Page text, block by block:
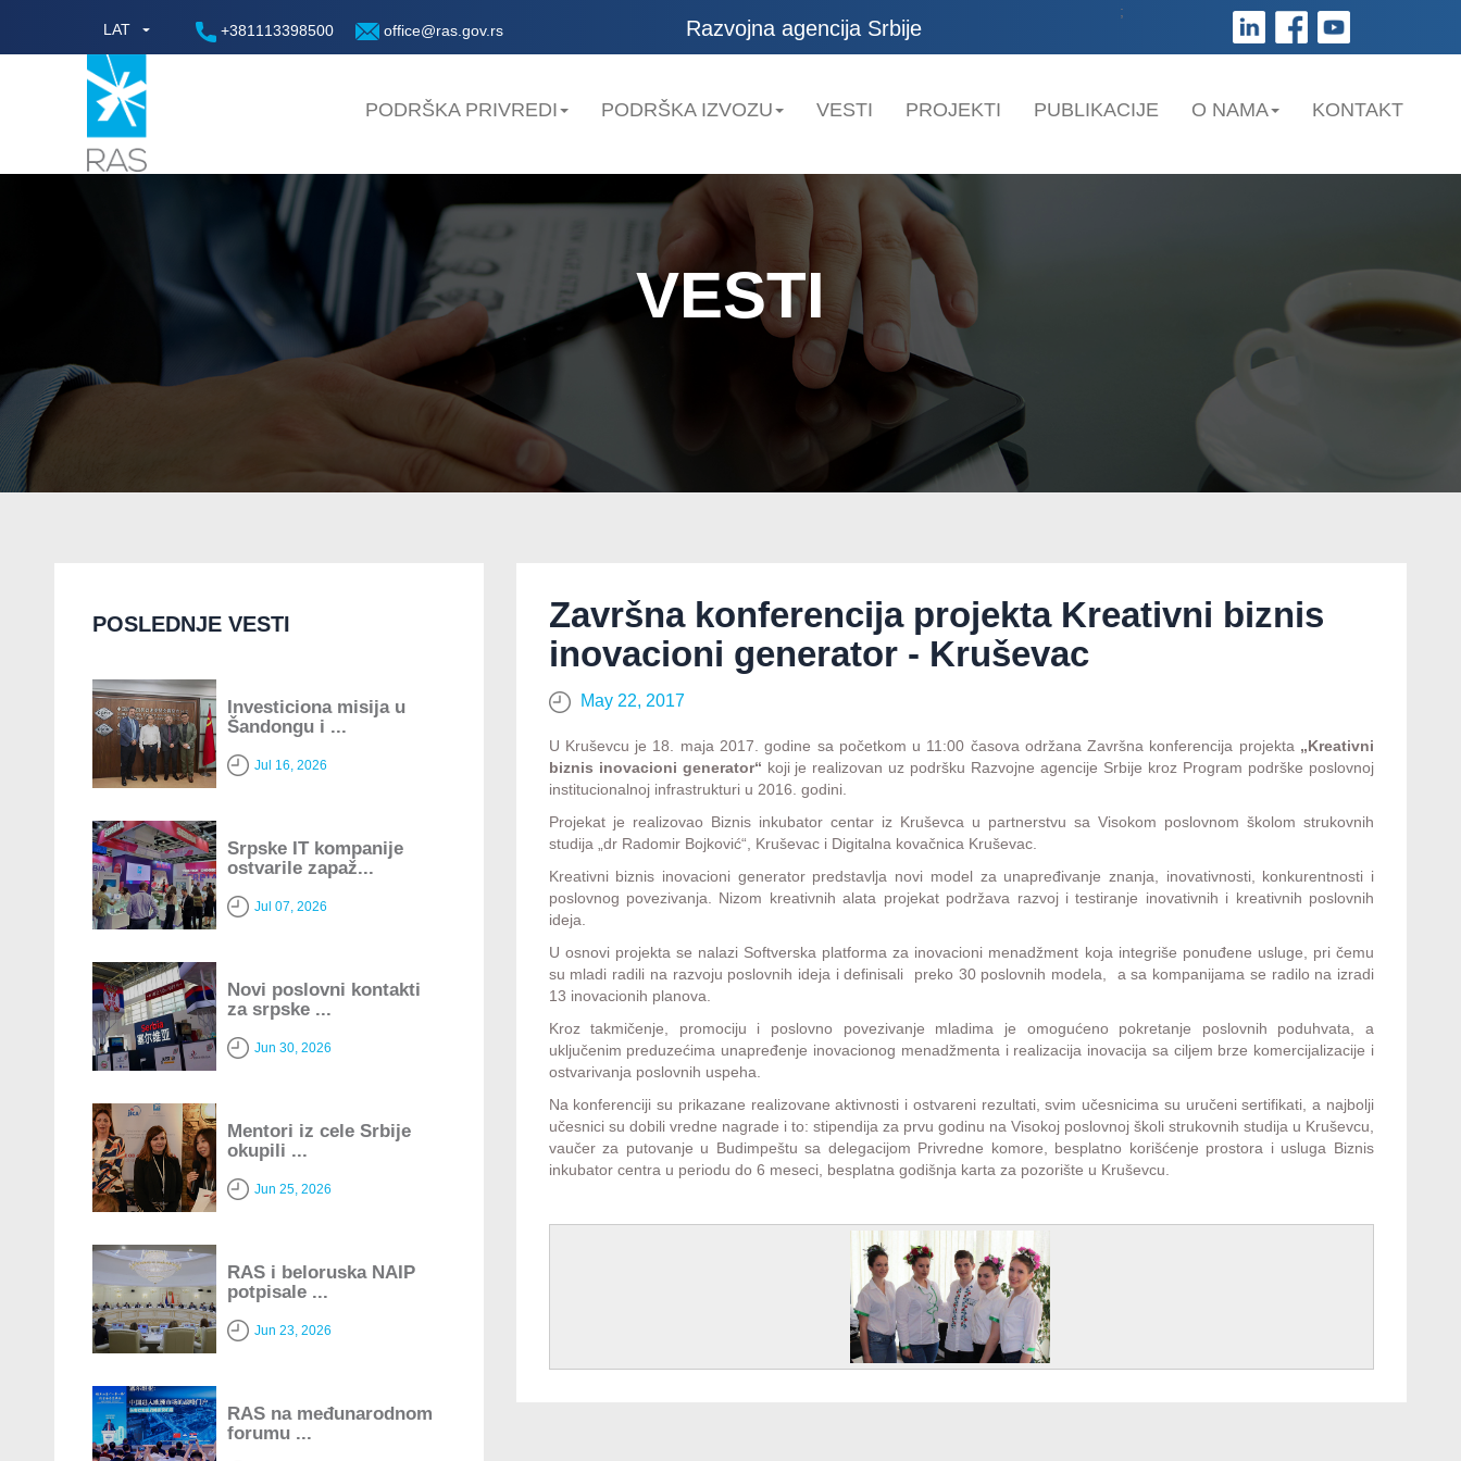
LAT +381113398500 office@ras.gov.rs Razvojna agencija Srbije
;
PODRŠKA PRIVREDI PODRŠKA IZVOZU VESTI PROJEKTI PUBLIKACIJE O NAMA KONTAKT
VESTI
POSLEDNJE VESTI
Investiciona misija u
Šandongu i ...
Jul 16, 2026
Srpske IT kompanije
ostvarile zapaž...
Jul 07, 2026
Novi poslovni kontakti
za srpske ...
Jun 30, 2026
Mentori iz cele Srbije
okupili ...
Jun 25, 2026
RAS i beloruska NAIP
potpisale ...
Jun 23, 2026
RAS na međunarodnom
forumu ...
Završna konferencija projekta Kreativni biznis
inovacioni generator - Kruševac
May 22, 2017
U Kruševcu je 18. maja 2017. godine sa početkom u 11:00 časova održana Završna konferencija projekta „Kreativni
biznis inovacioni generator“ koji je realizovan uz podršku Razvojne agencije Srbije kroz Program podrške poslovnoj
institucionalnoj infrastrukturi u 2016. godini.
Projekat je realizovao Biznis inkubator centar iz Kruševca u partnerstvu sa Visokom poslovnom školom strukovnih
studija „dr Radomir Bojković“, Kruševac i Digitalna kovačnica Kruševac.
Kreativni biznis inovacioni generator predstavlja novi model za unapređivanje znanja, inovativnosti, konkurentnosti i
poslovnog povezivanja. Nizom kreativnih alata projekat podržava razvoj i testiranje inovativnih i kreativnih poslovnih
ideja.
U osnovi projekta se nalazi Softverska platforma za inovacioni menadžment koja integriše ponuđene usluge, pri čemu
su mladi radili na razvoju poslovnih ideja i definisali preko 30 poslovnih modela, a sa kompanijama se radilo na izradi
13 inovacionih planova.
Kroz takmičenje, promociju i poslovno povezivanje mladima je omogućeno pokretanje poslovnih poduhvata, a
uključenim preduzećima unapređenje inovacionog menadžmenta i realizacija inovacija sa ciljem brze komercijalizacije i
ostvarivanja poslovnih uspeha.
Na konferenciji su prikazane realizovane aktivnosti i ostvareni rezultati, svim učesnicima su uručeni sertifikati, a najbolji
učesnici su dobili vredne nagrade i to: stipendija za prvu godinu na Visokoj poslovnoj školi strukovnih studija u Kruševcu,
vaučer za putovanje u Budimpeštu sa delegacijom Privredne komore, besplatno korišćenje prostora i usluga Biznis
inkubator centra u periodu do 6 meseci, besplatna godišnja karta za pozorište u Kruševcu.